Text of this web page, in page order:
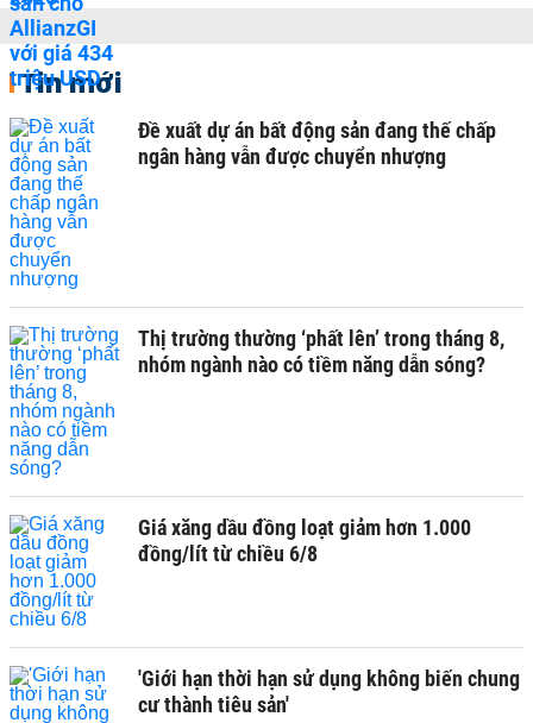
Tin mới
Đề xuất dự án bất động sản đang thế chấp
ngân hàng vẫn được chuyển nhượng
Thị trường thường ‘phất lên’ trong tháng 8,
nhóm ngành nào có tiềm năng dẫn sóng?
Giá xăng dầu đồng loạt giảm hơn 1.000
đồng/lít từ chiều 6/8
'Giới hạn thời hạn sử dụng không biến chung
cư thành tiêu sản'